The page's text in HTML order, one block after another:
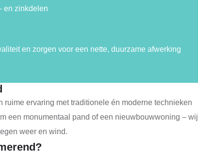
en zinkdelen
en zorgen voor een nette, duurzame afwerking
ervaring met traditionele én moderne technieken
een monumentaal pand of een nieuwbouwwoning – wij
weer en wind.